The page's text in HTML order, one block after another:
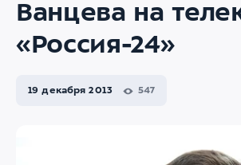
Ванцева на
«Россия-24»
19 декабря 2013 547